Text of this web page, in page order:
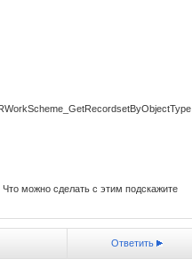
можно сделать с этим подскажите
Ответить